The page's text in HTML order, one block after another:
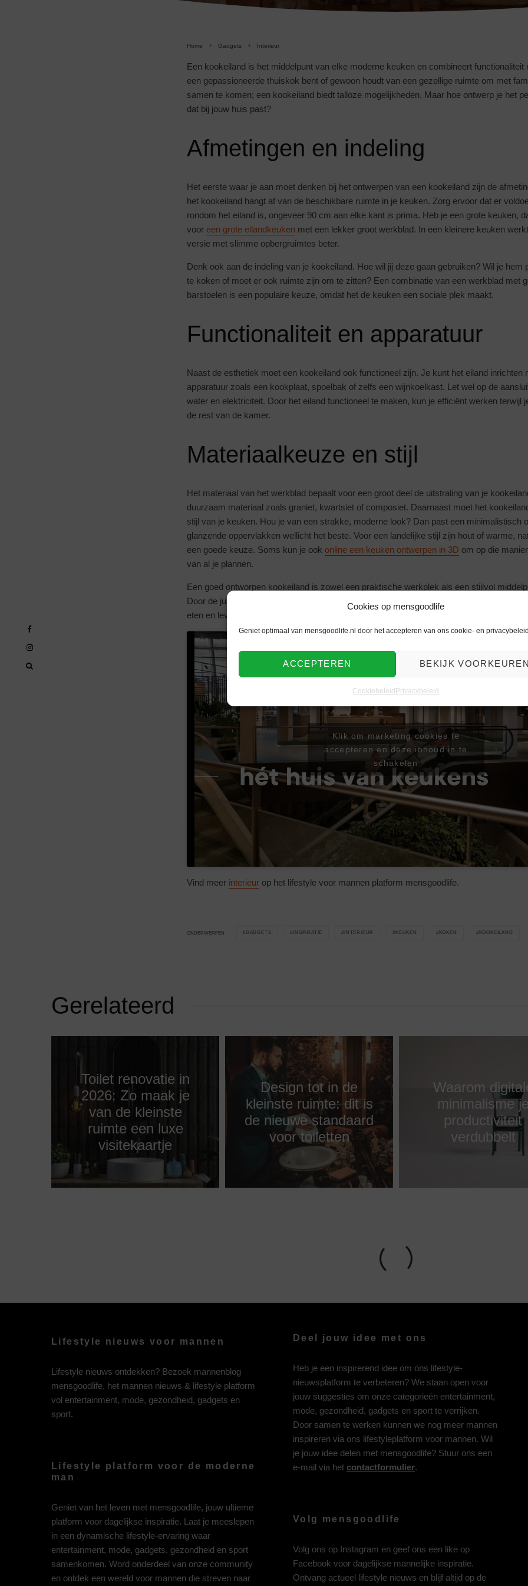
Cookies op mensgoodlife
Geniet optimaal van mensgoodlife.nl door het accepteren van ons cookie- en
ACCEPTEREN BEKIJK
CookiebeleidPrivacybeleid
Home Gadgets Interieur
Een kookeiland is het middelpunt van elke moderne keuken en combineert functionaliteit
een gepassioneerde thuiskok bent of gewoon houdt van een gezellige ruimte om met
samen te komen; een kookeiland biedt talloze mogelijkheden. Maar hoe ontwerp je het
dat bij jouw huis past?
Afmetingen en indeling
Het eerste waar je aan moet denken bij het ontwerpen van een kookeiland zijn de
het kookeiland hangt af van de beschikbare ruimte in je keuken. Zorg ervoor dat er
rondom het eiland is, ongeveer 90 cm aan elke kant is prima. Heb je een grote keuken,
voor een grote eilandkeuken met een lekker groot werkblad. In een kleinere keuken
versie met slimme opbergruimtes beter.
Denk ook aan de indeling van je kookeiland. Hoe wil jij deze gaan gebruiken? Wil je hem
te koken of moet er ook ruimte zijn om te zitten? Een combinatie van een werkblad met
barstoelen is een populaire keuze, omdat het de keuken een sociale plek maakt.
Functionaliteit en apparatuur
Naast de esthetiek moet een kookeiland ook functioneel zijn. Je kunt het eiland inrichten
apparatuur zoals een kookplaat, spoelbak of zelfs een wijnkoelkast. Let wel op de
water en elektriciteit. Door het eiland functioneel te maken, kun je efficiënt werken terwijl
de rest van de kamer.
Materiaalkeuze en stijl
Het materiaal van het werkblad bepaalt voor een groot deel de uitstraling van je
duurzaam materiaal zoals graniet, kwartsiet of composiet. Daarnaast moet het
stijl van je keuken. Hou je van een strakke, moderne look? Dan past een minimalistisch
glanzende oppervlakken wellicht het beste. Voor een landelijke stijl zijn hout of warme,
een goede keuze. Soms kun je ook online een keuken ontwerpen in 3D om op die
van al je plannen.
Een goed ontworpen kookeiland is zowel een praktische werkplek als een stijlvol
Door de juiste balans te vinden tussen functionaliteit, grootte en esthetiek, creëer je een
eten en leven samenkomen. Enjoy goodlife!
Klik om marketing cookies te
accepteren en deze inhoud in te
schakelen
Vind meer interieur op het lifestyle voor mannen platform mensgoodlife.
ONDERWERPEN GADGETS INSPIRATIE INTERIEUR KEUKEN KOKEN KOOKEILAND
Gerelateerd
Toilet renovatie in
2026: Zo maak je
van de kleinste
ruimte een luxe
visitekaartje
Design tot in de
kleinste ruimte: dit is
de nieuwe standaard
voor toiletten
Waarom
minimalisme
productiviteit
verdubbelt
Lifestyle nieuws voor mannen
Lifestyle nieuws ontdekken? Bezoek mannenblog
mensgoodlife, het mannen nieuws & lifestyle platform
vol entertainment, mode, gezondheid, gadgets en
sport.
Lifestyle platform voor de moderne
man
Geniet van het leven met mensgoodlife, jouw ultieme
platform voor dagelijkse inspiratie. Laat je meeslepen
in een dynamische lifestyle-ervaring waar
entertainment, mode, gadgets, gezondheid en sport
samenkomen. Word onderdeel van onze community
en ontdek een wereld voor mannen die streven naar
Deel jouw idee met ons
Heb je een inspirerend idee om ons lifestyle-
nieuwsplatform te verbeteren? We staan open voor
jouw suggesties om onze categorieën entertainment,
mode, gezondheid, gadgets en sport te verrijken.
Door samen te werken kunnen we nog meer mannen
inspireren via ons lifestyleplatform voor mannen. Wil
je jouw idee delen met mensgoodlife? Stuur ons een
e-mail via het contactformulier.
Volg mensgoodlife
Volg ons op Instagram en geef ons een like op
Facebook voor dagelijkse mannelijke inspiratie.
Ontvang actueel lifestyle nieuws en blijf altijd op de